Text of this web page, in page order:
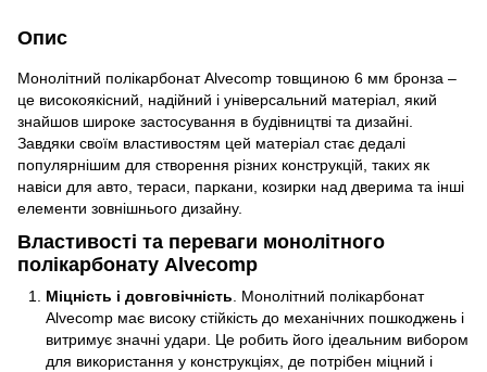
Опис
Монолітний полікарбонат Alvecomp товщиною 6 мм бронза –
це високоякісний, надійний і універсальний матеріал, який
знайшов широке застосування в будівництві та дизайні.
Завдяки своїм властивостям цей матеріал стає дедалі
популярнішим для створення різних конструкцій, таких як
навіси для авто, тераси, паркани, козирки над дверима та інші
елементи зовнішнього дизайну.
Властивості та переваги монолітного
полікарбонату Alvecomp
Міцність і довговічність . Монолітний полікарбонат
Alvecomp має високу стійкість до механічних пошкоджень і
витримує значні удари. Це робить його ідеальним вибором
для використання у конструкціях, де потрібен міцний і